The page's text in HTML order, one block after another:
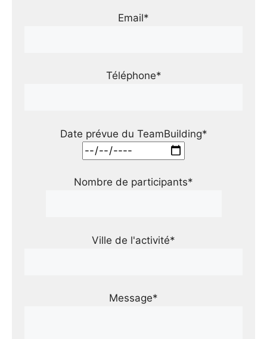
Email*
Téléphone*
Date prévue du TeamBuilding*
Nombre de participants*
Ville de l'activité*
Message*